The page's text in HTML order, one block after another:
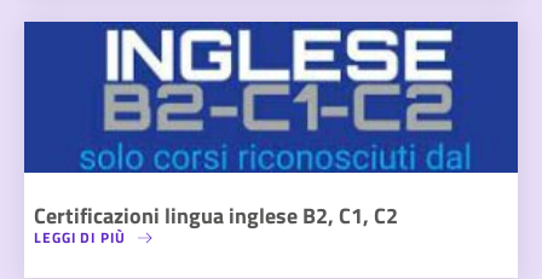
Certificazioni lingua inglese B2, C1, C2
LEGGI DI PIÙ